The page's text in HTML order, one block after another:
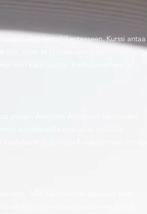
lentoliikenteeseen. Kurssi antaa
asti, joten et tarvitse aiempaa
noin kaksi vuotta. Koulutuksemme on
pääsyn Aerocom Aviationin tai muiden
suorittaneilla oppilailla onlisäksi
mahdollistaa hakeutumisen lentäjän
AOL opintolinjan oppilaat ovat
on moduulimuotoinen, koska